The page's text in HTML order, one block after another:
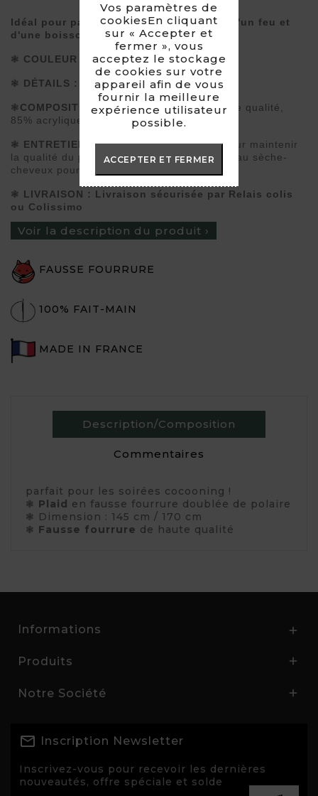
Vos paramètres de
cookiesEn cliquant
sur « Accepter et
fermer », vous
acceptez le stockage
de cookies sur votre
appareil afin de vous
fournir la meilleure
expérience utilisateur
possible.
ACCEPTER ET FERMER
Idéal pour passer l'hiver au chaud près d'un feu et
d'une boisson chaude.
❃ COULEUR : Brun
❃ DÉTAILS : oublure polaire
❃ COMPOSITION :Fausse fourrure de haute qualité,
85% acrylique, 15% polyester
❃ ENTRETIEN :
lavage à sec préférable pour maintenir
la qualité du produit. Notre astuce : sécher au sèche-
cheveux pour redonner du volume
❃ LIVRAISON : Livraison sécurisée par Relais colis
ou Colissimo
Voir la description du produit ›
FAUSSE FOURRURE
100% FAIT-MAIN
MADE IN FRANCE
Description/Composition
Commentaires
parfait pour les soirées cocooning !
❃ Plaid en fausse fourrure doublée de polaire
❃ Dimension : 145 cm / 170 cm
❃ Fausse fourrure de haute qualité
Informations 
Produits 
Notre Société 
Inscription Newsletter
Inscrivez-vous pour recevoir les dernières
nouveautés, offre spéciale et solde